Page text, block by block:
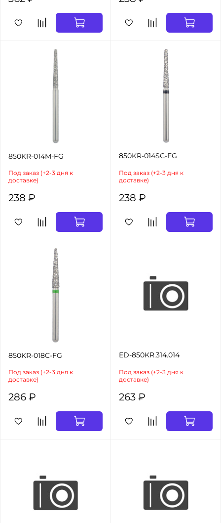
850KR-014M-FG
Под заказ (+2-3 дня к
доставке)
238 ₽
850KR-014SC-FG
Под заказ (+2-3 дня к
доставке)
238 ₽
850KR-018C-FG
Под заказ (+2-3 дня к
доставке)
286 ₽
ED-850KR.314.014
Под заказ (+2-3 дня к
доставке)
263 ₽